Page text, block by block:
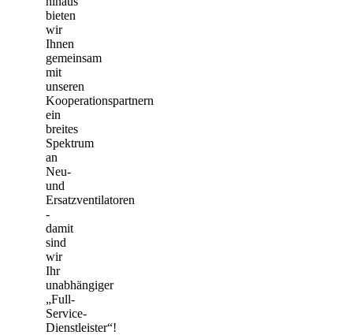
bieten
wir
Ihnen
gemeinsam
mit
unseren
Kooperationspartnern
ein
breites
Spektrum
an
Neu-
und
Ersatzventilatoren
-
damit
sind
wir
Ihr
unabhängiger
„Full-
Service-
Dienstleister“!